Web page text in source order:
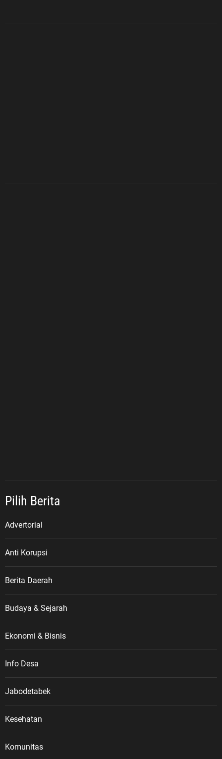
Pilih Berita
Advertorial
Anti Korupsi
Berita Daerah
Budaya & Sejarah
Ekonomi & Bisnis
Info Desa
Jabodetabek
Kesehatan
Komunitas